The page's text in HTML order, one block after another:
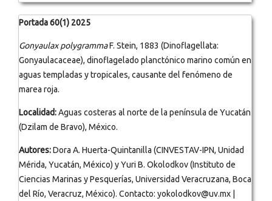
Portada 60(1) 2025
Gonyaulax polygrammaF. Stein, 1883 (Dinoflagellata:
Gonyaulacaceae), dinoflagelado planctónico marino común en
aguas templadas y tropicales, causante del fenómeno de
marea roja.
Localidad:Aguas costeras al norte de la península de Yucatán
(Dzilam de Bravo), México.
Autores:Dora A. Huerta-Quintanilla (CINVESTAV-IPN, Unidad
Mérida, Yucatán, México) y Yuri B. Okolodkov (Instituto de
Ciencias Marinas y Pesquerías, Universidad Veracruzana, Boca
del Río, Veracruz, México). Contacto: yokolodkov@uv.mx |